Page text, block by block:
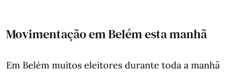
Movimentação em Belém esta manhã
Em Belém muitos eleitores durante toda a manhã